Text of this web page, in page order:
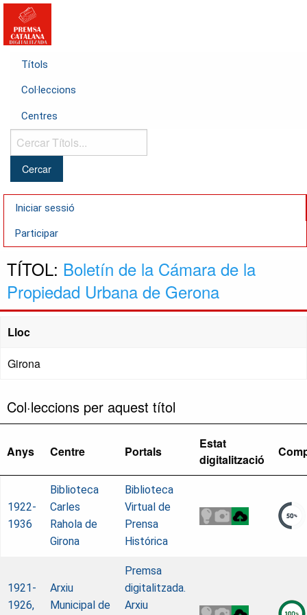
Títols
Col·leccions
Centres
Cercar
Títols...
Iniciar sessió
Participar
TÍTOL: Boletín de la Cámara de la
Propiedad Urbana de Gerona
Lloc
Girona
Col·leccions per aquest títol
Anys Centre Portals
Estat
digitalització
1922-
1936
Biblioteca
Carles
Rahola de
Girona
Biblioteca
Virtual de
Prensa
Histórica
1921-
1926,
Arxiu
Municipal de
Premsa
digitalitzada.
Arxiu